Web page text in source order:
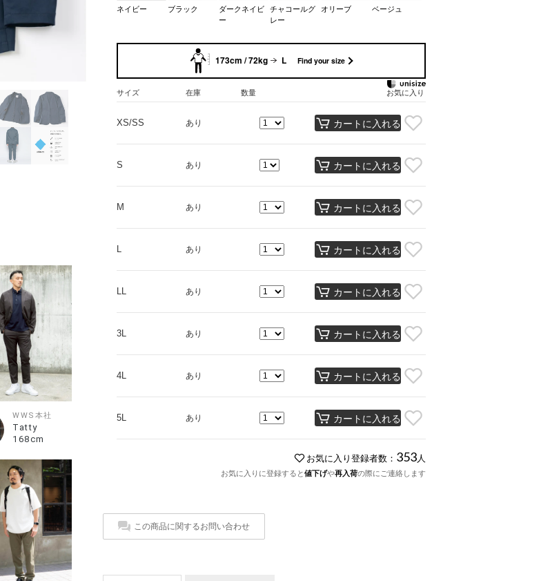
WWS本社
Tatty
168cm
ネイビー ブラック
ダークネイビ
ー
チャコールグ
レー
オリーブ ベージュ
173cm / 72kg L Find your size
サイズ 在庫 数量 お気に入り
XS/SS あり カートに入れる
S あり カートに入れる
M あり カートに入れる
L あり カートに入れる
LL あり カートに入れる
3L あり カートに入れる
4L あり カートに入れる
5L あり カートに入れる
お気に入り登録者数： 353 人
お気に入りに登録すると値下げや再入荷の際にご連絡します
この商品に関するお問い合わせ